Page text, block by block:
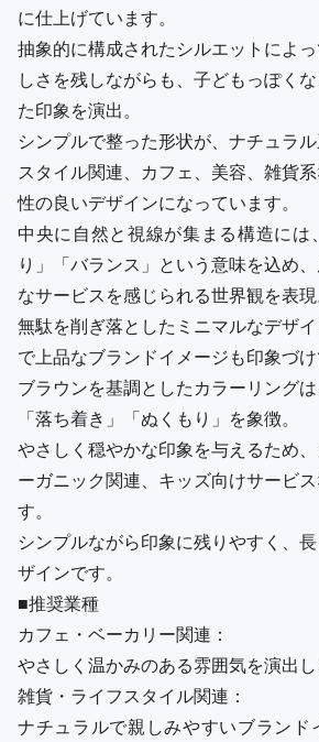
に仕上げています。
抽象的に構成されたシルエットによ
しさを残しながらも、子どもっぽく
た印象を演出。
シンプルで整った形状が、ナチュラ
スタイル関連、カフェ、美容、雑貨
性の良いデザインになっています。
中央に自然と視線が集まる構造には
り」「バランス」という意味を込め
なサービスを感じられる世界観を表現
無駄を削ぎ落としたミニマルなデザ
で上品なブランドイメージも印象づけ
ブラウンを基調としたカラーリングは
「落ち着き」「ぬくもり」を象徴。
やさしく穏やかな印象を与えるため
ーガニック関連、キッズ向けサービ
す。
シンプルながら印象に残りやすく、
ザインです。
■推奨業種
カフェ・ベーカリー関連：
やさしく温かみのある雰囲気を演出し
雑貨・ライフスタイル関連：
ナチュラルで親しみやすいブランド